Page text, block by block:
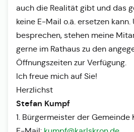
auch die Realität gibt und das
keine E-Mail o.ä. ersetzen kann.
besprechen, stehen meine
gerne im Rathaus zu den
Öffnungszeiten zur Verfügung.
Ich freue mich auf Sie!
Herzlichst
Stefan Kumpf
1. Bürgermeister der Gemeinde